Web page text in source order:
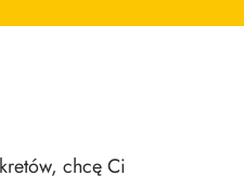
chcę Ci